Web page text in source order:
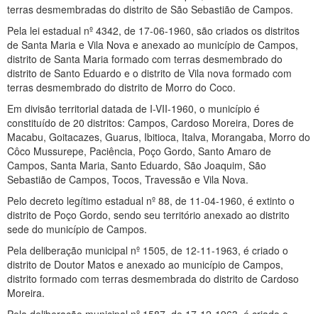
terras desmembradas do distrito de São Sebastião de Campos.
Pela lei estadual nº 4342, de 17-06-1960, são criados os distritos
de Santa Maria e Vila Nova e anexado ao município de Campos,
distrito de Santa Maria formado com terras desmembrado do
distrito de Santo Eduardo e o distrito de Vila nova formado com
terras desmembrado do distrito de Morro do Coco.
Em divisão territorial datada de I-VII-1960, o município é
constituído de 20 distritos: Campos, Cardoso Moreira, Dores de
Macabu, Goitacazes, Guarus, Ibitioca, Italva, Morangaba, Morro do
Côco Mussurepe, Paciência, Poço Gordo, Santo Amaro de
Campos, Santa Maria, Santo Eduardo, São Joaquim, São
Sebastião de Campos, Tocos, Travessão e Vila Nova.
Pelo decreto legítimo estadual nº 88, de 11-04-1960, é extinto o
distrito de Poço Gordo, sendo seu território anexado ao distrito
sede do município de Campos.
Pela deliberação municipal nº 1505, de 12-11-1963, é criado o
distrito de Doutor Matos e anexado ao município de Campos,
distrito formado com terras desmembrada do distrito de Cardoso
Moreira.